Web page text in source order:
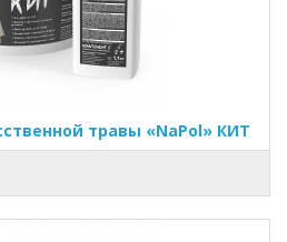
травы «NaPol» КИТ